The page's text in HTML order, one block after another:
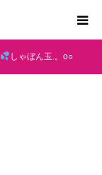
しゃぼん玉.。o○